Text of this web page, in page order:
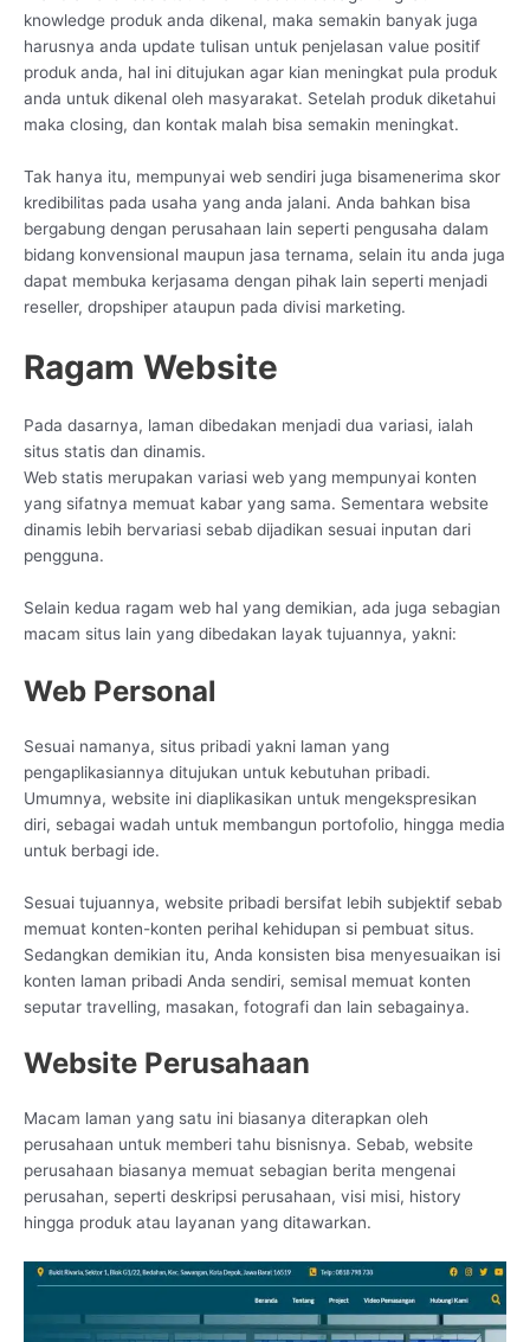
knowledge produk anda dikenal, maka semakin banyak juga
harusnya anda update tulisan untuk penjelasan value positif
produk anda, hal ini ditujukan agar kian meningkat pula produk
anda untuk dikenal oleh masyarakat. Setelah produk diketahui
maka closing, dan kontak malah bisa semakin meningkat.
Tak hanya itu, mempunyai web sendiri juga bisamenerima skor
kredibilitas pada usaha yang anda jalani. Anda bahkan bisa
bergabung dengan perusahaan lain seperti pengusaha dalam
bidang konvensional maupun jasa ternama, selain itu anda juga
dapat membuka kerjasama dengan pihak lain seperti menjadi
reseller, dropshiper ataupun pada divisi marketing.
Ragam Website
Pada dasarnya, laman dibedakan menjadi dua variasi, ialah
situs statis dan dinamis.
Web statis merupakan variasi web yang mempunyai konten
yang sifatnya memuat kabar yang sama. Sementara website
dinamis lebih bervariasi sebab dijadikan sesuai inputan dari
pengguna.
Selain kedua ragam web hal yang demikian, ada juga sebagian
macam situs lain yang dibedakan layak tujuannya, yakni:
Web Personal
Sesuai namanya, situs pribadi yakni laman yang
pengaplikasiannya ditujukan untuk kebutuhan pribadi.
Umumnya, website ini diaplikasikan untuk mengekspresikan
diri, sebagai wadah untuk membangun portofolio, hingga media
untuk berbagi ide.
Sesuai tujuannya, website pribadi bersifat lebih subjektif sebab
memuat konten-konten perihal kehidupan si pembuat situs.
Sedangkan demikian itu, Anda konsisten bisa menyesuaikan isi
konten laman pribadi Anda sendiri, semisal memuat konten
seputar travelling, masakan, fotografi dan lain sebagainya.
Website Perusahaan
Macam laman yang satu ini biasanya diterapkan oleh
perusahaan untuk memberi tahu bisnisnya. Sebab, website
perusahaan biasanya memuat sebagian berita mengenai
perusahan, seperti deskripsi perusahaan, visi misi, history
hingga produk atau layanan yang ditawarkan.